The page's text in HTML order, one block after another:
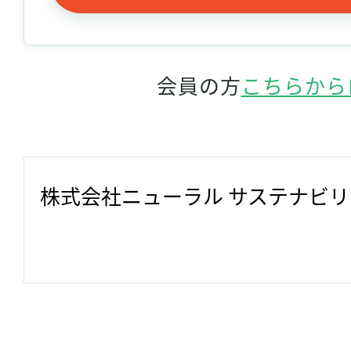
会員の方こちらか
株式会社ニューラル サステナビ